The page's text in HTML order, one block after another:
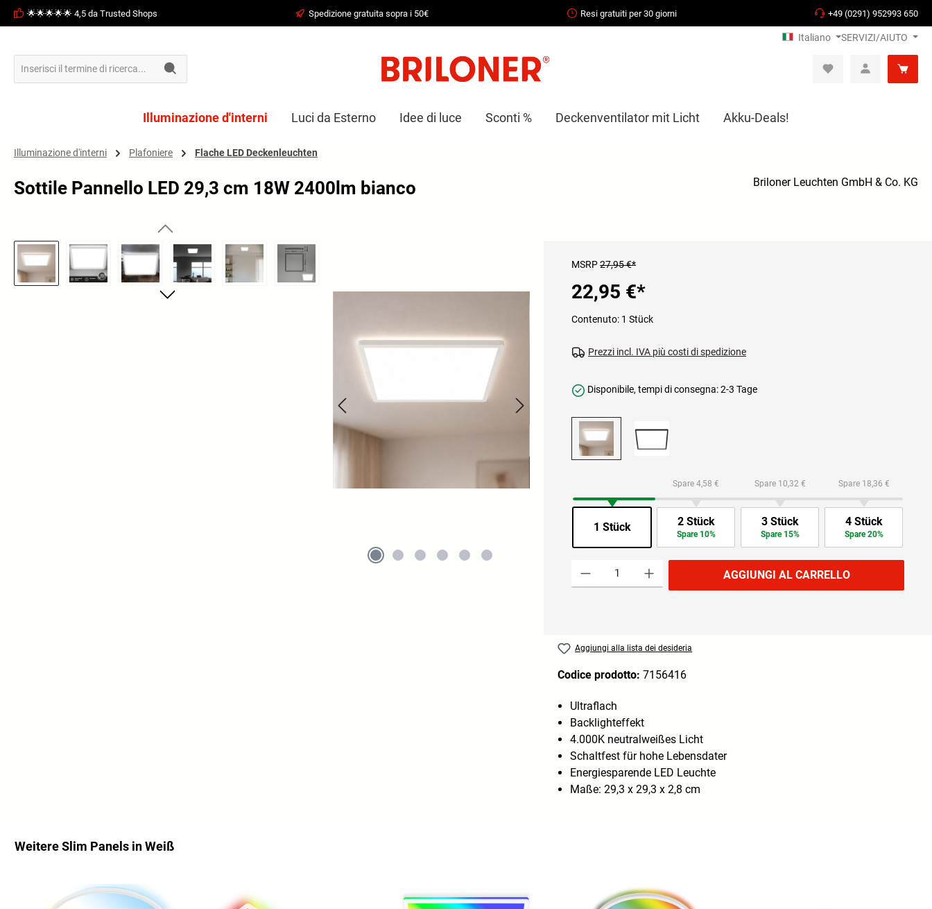
Passa alla navigazione principale
🌟🌟🌟🌟🌟 4,5 da Trusted Shops Spedizione gratuita sopra i 50€ Resi gratuiti per 30 giorni +49 (0291) 952993 650
Italiano SERVIZI/AIUTO
Illuminazione d'interni Luci da Esterno Idee di luce Sconti % Deckenventilator mit Licht Akku-Deals!
Illuminazione d'interni Plafoniere Flache LED Deckenleuchten
Sottile Pannello LED 29,3 cm 18W 2400lm bianco Briloner Leuchten GmbH & Co. KG
Salta la galleria di immagini
MSRP27,95 €*
22,95 €*
Contenuto: 1 Stück
Prezzi incl. IVA più costi di spedizione
Disponibile, tempi di consegna: 2-3 Tage
1 Stück
Spare 4,58 €
2 Stück
Spare 10%
Spare 10,32 €
3 Stück
Spare 15%
Spare 18,36 €
4 Stück
Spare 20%
AGGIUNGI AL CARRELLO
Aggiungi alla lista dei desideria
Codice prodotto: 7156416
Ultraflach
Backlighteffekt
4.000K neutralweißes Licht
Schaltfest für hohe Lebensdater
Energiesparende LED Leuchte
Maße: 29,3 x 29,3 x 2,8 cm
Weitere Slim Panels in Weiß